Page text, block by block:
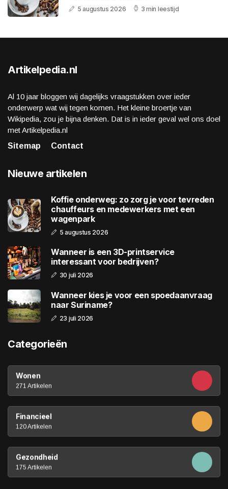
5 augustus 2026 3 min leestijd
Artikelpedia.nl
Al 10 jaar bloggen wij dagelijks vraagstukken over ieder
onderwerp wat wij tegen komen. Het kleine broertje van
Wikipedia, zou je bijna denken. Dat is in ieder geval wel ons doel
met Artikelpedia.nl
Sitemap
Contact
Nieuwe artikelen
Koffie onderweg: zo zorg je voor tevreden
chauffeurs en medewerkers met een
wagenpark
5 augustus 2026
Wanneer is een 3D-printservice
interessant voor bedrijven?
30 juli 2026
Wanneer kies je voor een spoedaanvraag
naar Suriname?
23 juli 2026
Categorieën
Wonen
271 Artikelen
Financieel
120 Artikelen
Gezondheid
175 Artikelen